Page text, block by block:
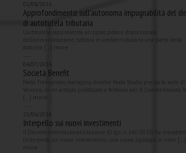
01/08/2016
Approfondimento sull'autonoma impugnabilità del
di autotutela tributaria
L'autotutela rappresenta un tipico potere discrezionale
dell'amministrazione, tuttavia in ambito tributario una parte della
dottrina [...] more
04/07/2016
Società Benefit
Paolo Trevisanato, managing director Noda Studio presso la sede di
Venezia, in un articolo pubblicato a febbraio per Il Commercialista
more
21/06/2016
Interpello sui nuovi investimenti
Il Decreto Internazionalizzazione (D.lgs. n. 147/2015) ha introdotto
l’interpello sui nuovi investimenti, una nuova tipologia di inter [...]
more